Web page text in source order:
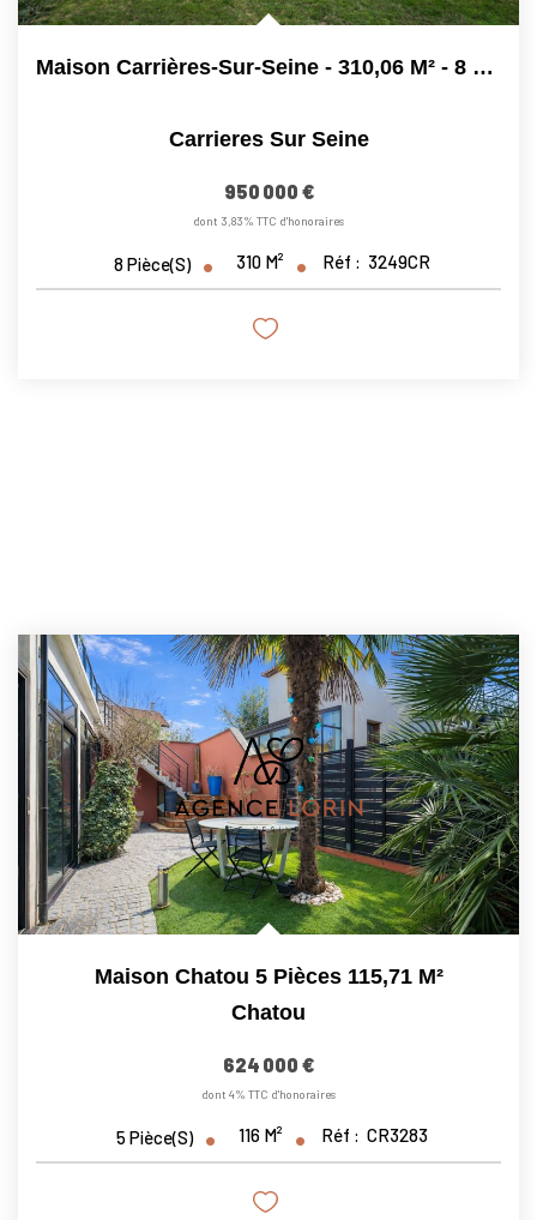
Maison Carrières-Sur-Seine - 310,06 M² - 8 Pièces
Carrieres Sur Seine
950 000 €
dont 3,83% TTC d'honoraires
8Pièce(s) 310 M² Réf : 3249CR
Maison Chatou 5 Pièces 115,71 M²
Chatou
624 000 €
dont 4% TTC d'honoraires
5 Pièce(s) 116 M² Réf : CR3283